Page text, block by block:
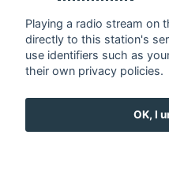
Playing a radio stream on
directly to this station's
use identifiers such as
their own privacy policies.
OK, I